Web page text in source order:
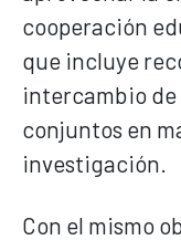
cooperación
que incluye
intercambio de
conjuntos en
investigación.
Con el mismo